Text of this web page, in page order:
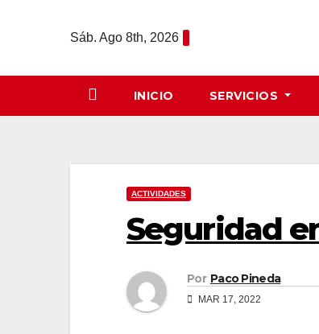
Sáb. Ago 8th, 2026
INICIO SERVICIOS
ACTIVIDADES
Seguridad
Por Paco Pineda
MAR 17, 2022